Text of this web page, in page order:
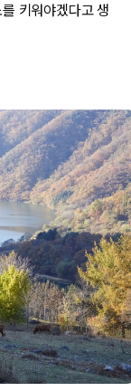
키워야겠다고 생